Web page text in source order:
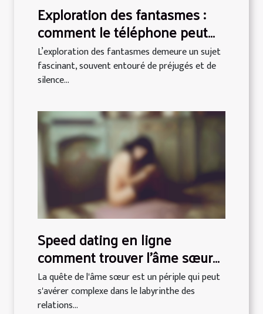
Exploration des fantasmes :
comment le téléphone peut
briser les tabous ?
L’exploration des fantasmes demeure un sujet
fascinant, souvent entouré de préjugés et de
silence...
Speed dating en ligne
comment trouver l'âme sœur
en 7 minutes
La quête de l'âme sœur est un périple qui peut
s'avérer complexe dans le labyrinthe des
relations...